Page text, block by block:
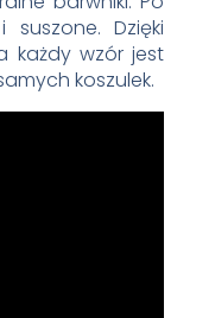
Dzięki
każdy wzór jest
koszulek.